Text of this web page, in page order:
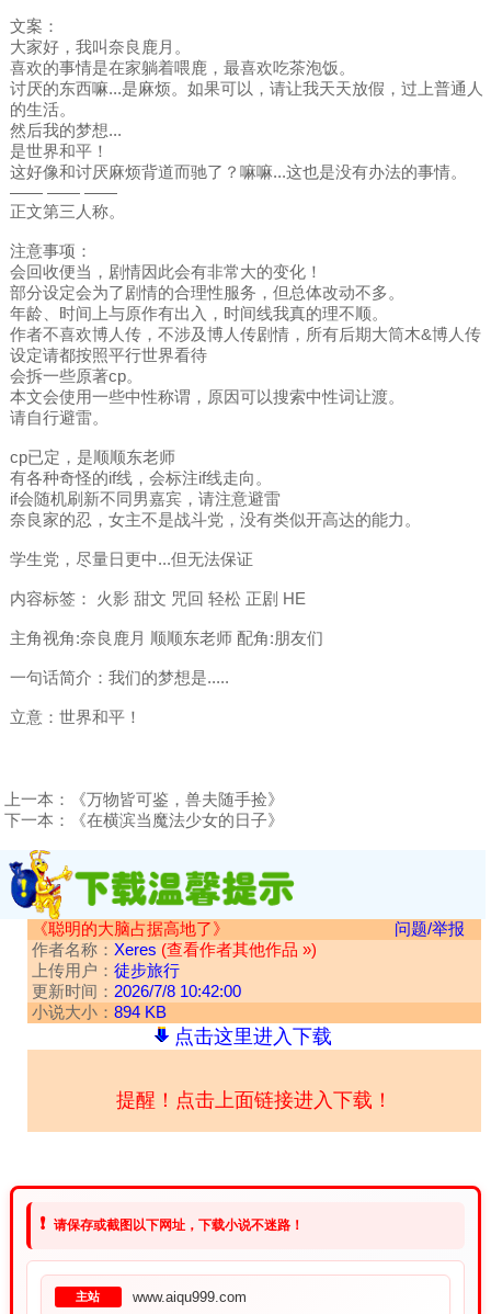
文案：
大家好，我叫奈良鹿月。
喜欢的事情是在家躺着喂鹿，最喜欢吃茶泡饭。
讨厌的东西嘛...是麻烦。如果可以，请让我天天放假，过上普通人
的生活。
然后我的梦想...
是世界和平！
这好像和讨厌麻烦背道而驰了？嘛嘛...这也是没有办法的事情。
—— —— ——
正文第三人称。
注意事项：
会回收便当，剧情因此会有非常大的变化！
部分设定会为了剧情的合理性服务，但总体改动不多。
年龄、时间上与原作有出入，时间线我真的理不顺。
作者不喜欢博人传，不涉及博人传剧情，所有后期大筒木&博人传
设定请都按照平行世界看待
会拆一些原著cp。
本文会使用一些中性称谓，原因可以搜索中性词让渡。
请自行避雷。
cp已定，是顺顺东老师
有各种奇怪的if线，会标注if线走向。
if会随机刷新不同男嘉宾，请注意避雷
奈良家的忍，女主不是战斗党，没有类似开高达的能力。
学生党，尽量日更中...但无法保证
内容标签： 火影 甜文 咒回 轻松 正剧 HE
主角视角:奈良鹿月 顺顺东老师 配角:朋友们
一句话简介：我们的梦想是.....
立意：世界和平！
上一本：
《万物皆可鉴，兽夫随手捡》
下一本：
《在横滨当魔法少女的日子》
《聪明的大脑占据高地了》
问题/举报
作者名称： Xeres (查看作者其他作品 »)
上传用户： 徒步旅行
更新时间： 2026/7/8 10:42:00
小说大小： 894 KB
点击这里进入下载
提醒！点击上面链接进入下载！
❗ 请保存或截图以下网址，下载小说不迷路！
主站 www.aiqu999.com